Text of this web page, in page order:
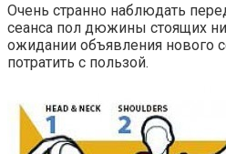
Очень странно наблюдать
сеанса пол дюжины стоящих
ожидании объявления нового
потратить с пользой.